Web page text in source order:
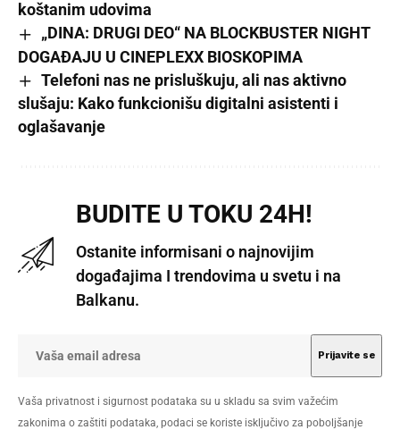
koštanim udovima
„DINA: DRUGI DEO“ NA BLOCKBUSTER NIGHT
DOGAĐAJU U CINEPLEXX BIOSKOPIMA
Telefoni nas ne prisluškuju, ali nas aktivno
slušaju: Kako funkcionišu digitalni asistenti i
oglašavanje
BUDITE U TOKU 24H!
Ostanite informisani o najnovijim
događajima I trendovima u svetu i na
Balkanu.
Vaša privatnost i sigurnost podataka su u skladu sa svim važećim
zakonima o zaštiti podataka, podaci se koriste isključivo za poboljšanje